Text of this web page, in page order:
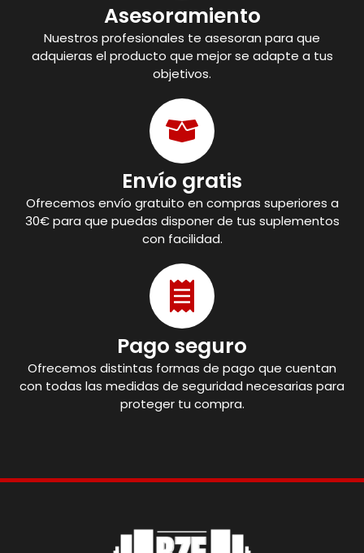
Asesoramiento
Nuestros profesionales te asesoran para que
adquieras el producto que mejor se adapte a tus
objetivos.
Envío gratis
Ofrecemos envío gratuito en compras superiores a
30€ para que puedas disponer de tus suplementos
con facilidad.
Pago seguro
Ofrecemos distintas formas de pago que cuentan
con todas las medidas de seguridad necesarias para
proteger tu compra.